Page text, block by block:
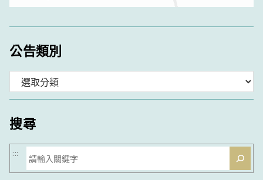
公告類別
類
搜尋
搜
尋
:::